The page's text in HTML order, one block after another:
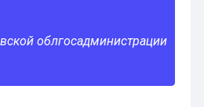
облгосадминистрации